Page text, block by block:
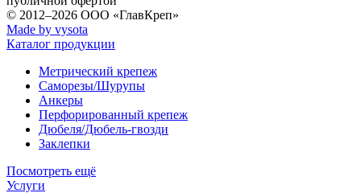
© 2012–2026 ООО «ГлавКреп»
Made by vysota
Каталог продукции
Метрический крепеж
Саморезы/Шурупы
Анкеры
Перфорированный крепеж
Дюбеля/Дюбель-гвозди
Заклепки
Посмотреть ещё
Услуги